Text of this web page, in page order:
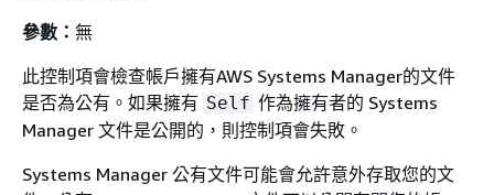
參數： 無
此控制項會檢查帳戶擁有AWS Systems Manager的文件
是否為公有。如果擁有 Self 作為擁有者的 Systems
Manager 文件是公開的，則控制項會失敗。
Systems Manager 公有文件可能會允許意外存取您的文